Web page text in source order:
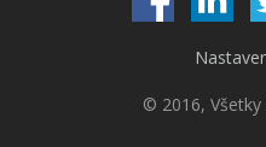
© 2016, Všetky